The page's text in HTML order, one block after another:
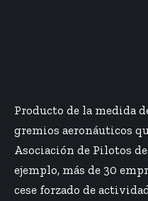
Producto de la medida
gremios aeronáuticos
Asociación de Pilotos
ejemplo, más de 30
cese forzado de